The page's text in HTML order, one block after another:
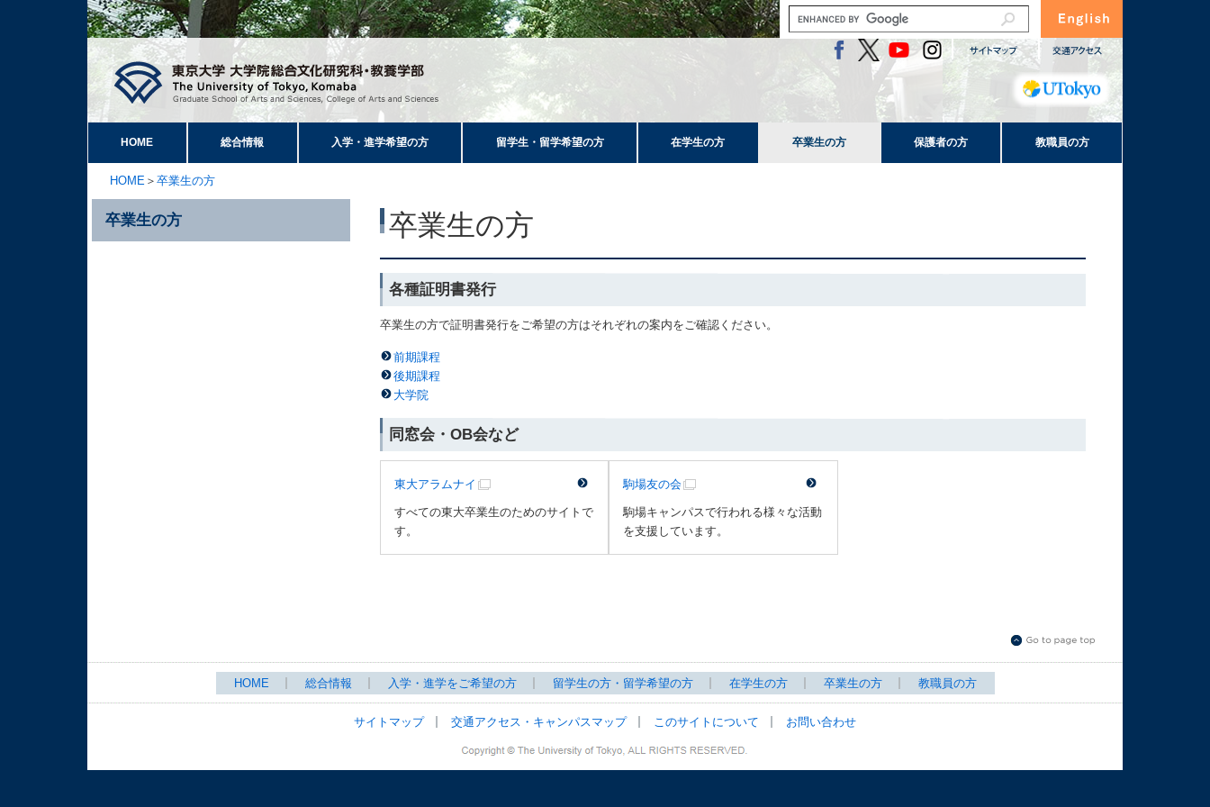
HOME 総合情報 入学・進学希望の方 留学生・留学希望の方 在学生の方 卒業生の方 保護者の方 教職員の方
HOME ＞ 卒業生の方
卒業生の方
各種証明書発行
卒業生の方で証明書発行をご希望の方はそれぞれの案内をご確認ください。
前期課程
後期課程
大学院
同窓会・OB会など
東大アラムナイ
すべての東大卒業生のためのサイトで
す。
駒場友の会
駒場キャンパスで行われる様々な活動
を支援しています。
卒業生の方
HOME 総合情報 入学・進学をご希望の方 留学生の方・留学希望の方 在学生の方 卒業生の方 教職員の方
サイトマップ 交通アクセス・キャンパスマップ このサイトについて お問い合わせ